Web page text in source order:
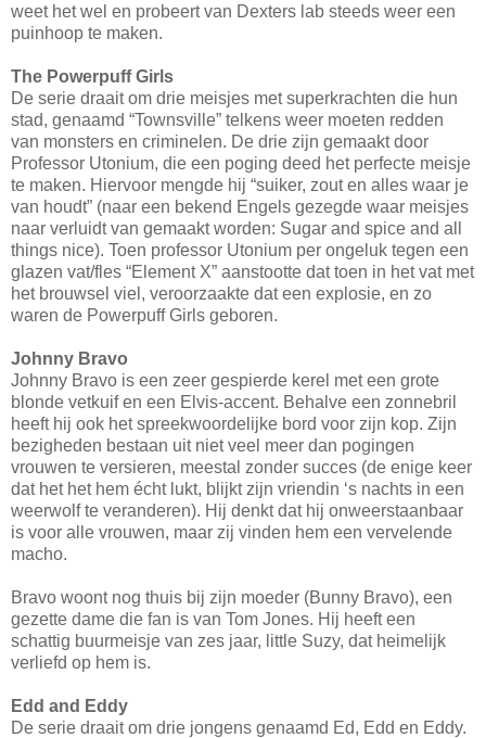
weet het wel en probeert van Dexters lab steeds weer een
puinhoop te maken.
The Powerpuff Girls
De serie draait om drie meisjes met superkrachten die hun
stad, genaamd “Townsville” telkens weer moeten redden
van monsters en criminelen. De drie zijn gemaakt door
Professor Utonium, die een poging deed het perfecte meisje
te maken. Hiervoor mengde hij “suiker, zout en alles waar je
van houdt” (naar een bekend Engels gezegde waar meisjes
naar verluidt van gemaakt worden: Sugar and spice and all
things nice). Toen professor Utonium per ongeluk tegen een
glazen vat/fles “Element X” aanstootte dat toen in het vat met
het brouwsel viel, veroorzaakte dat een explosie, en zo
waren de Powerpuff Girls geboren.
Johnny Bravo
Johnny Bravo is een zeer gespierde kerel met een grote
blonde vetkuif en een Elvis-accent. Behalve een zonnebril
heeft hij ook het spreekwoordelijke bord voor zijn kop. Zijn
bezigheden bestaan uit niet veel meer dan pogingen
vrouwen te versieren, meestal zonder succes (de enige keer
dat het het hem écht lukt, blijkt zijn vriendin ‘s nachts in een
weerwolf te veranderen). Hij denkt dat hij onweerstaanbaar
is voor alle vrouwen, maar zij vinden hem een vervelende
macho.
Bravo woont nog thuis bij zijn moeder (Bunny Bravo), een
gezette dame die fan is van Tom Jones. Hij heeft een
schattig buurmeisje van zes jaar, little Suzy, dat heimelijk
verliefd op hem is.
Edd and Eddy
De serie draait om drie jongens genaamd Ed, Edd en Eddy.